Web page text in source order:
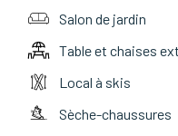
Salon de jardin
Table et chaises
Local à skis
Sèche-chaussures